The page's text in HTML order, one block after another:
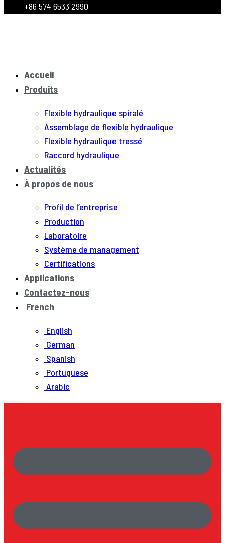
+86 574 6533 2990
Accueil
Produits
Flexible hydraulique spiralé
Assemblage de flexible hydraulique
Flexible hydraulique tressé
Raccord hydraulique
Actualités
À propos de nous
Profil de l’entreprise
Production
Laboratoire
Système de management
Certifications
Applications
Contactez-nous
French
English
German
Spanish
Portuguese
Arabic